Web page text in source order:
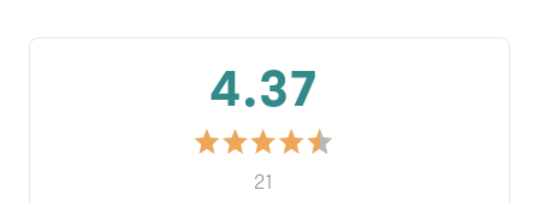
4.37
21